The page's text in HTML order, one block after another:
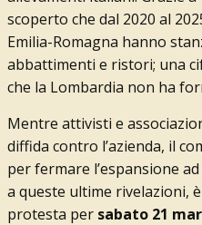
scoperto che dal 2020 al
Emilia-Romagna hanno
abbattimenti e ristori; una
che la Lombardia non ha
Mentre attivisti e
diffida contro l’azienda, il
per fermare l’espansione
a queste ultime rivelazioni,
protesta per sabato 21